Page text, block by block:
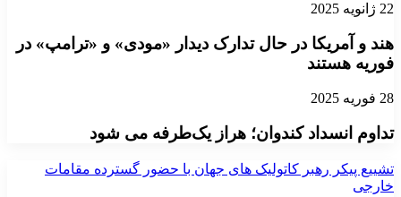
22 ژانویه 2025
هند و آمریکا در حال تدارک دیدار «مودی» و «ترامپ» در
فوریه هستند
28 فوریه 2025
تداوم انسداد کندوان؛ هراز یک‌طرفه می شود
تشییع پیکر رهبر کاتولیک های جهان با حضور گسترده مقامات
خارجی